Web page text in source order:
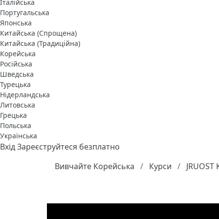
Італійська
Португальська
Японська
Китайська (Спрощена)
Китайська (Традиційна)
Корейська
Російська
Шведська
Турецька
Нідерландська
Литовська
Грецька
Польська
Українська
ВхідЗареєструйтеся безплатно
Вивчайте Корейська
Курси JRUOST